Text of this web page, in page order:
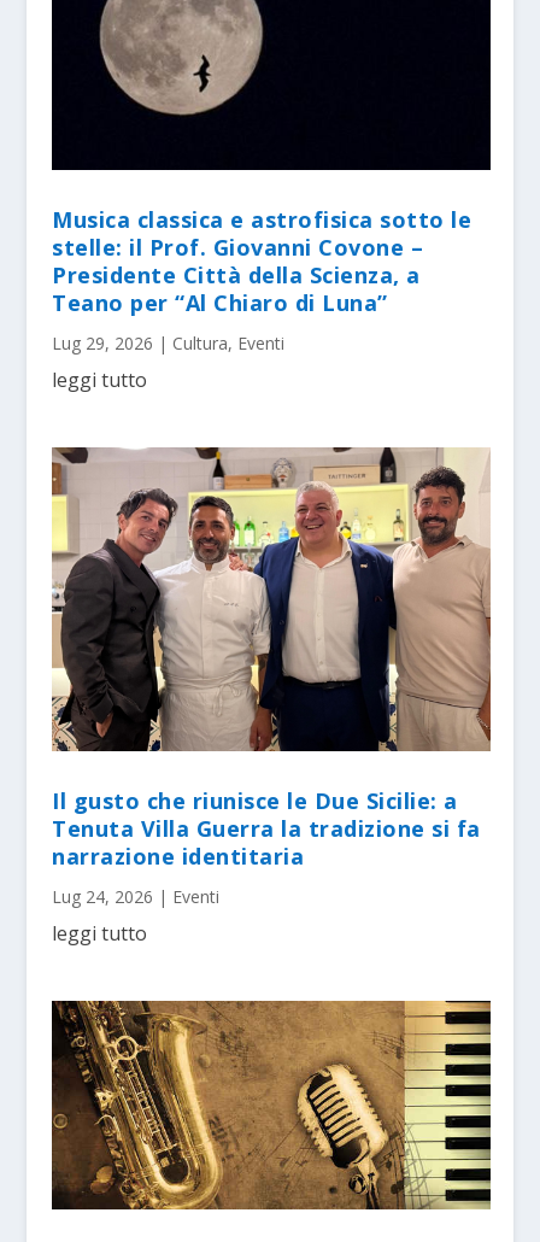
Musica classica e astrofisica sotto le
stelle: il Prof. Giovanni Covone –
Presidente Città della Scienza, a
Teano per “Al Chiaro di Luna”
Lug 29, 2026 | Cultura, Eventi
leggi tutto
Il gusto che riunisce le Due Sicilie: a
Tenuta Villa Guerra la tradizione si fa
narrazione identitaria
Lug 24, 2026 | Eventi
leggi tutto